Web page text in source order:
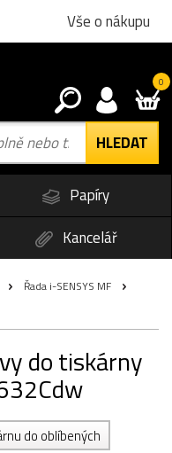
Vše o nákupu
0
Papíry
Kancelář
Řada i-SENSYS MF
do tiskárny
do oblíbených